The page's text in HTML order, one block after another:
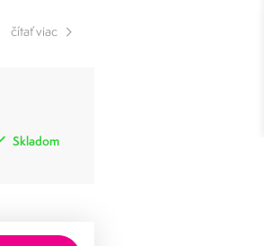
čítať viac
Skladom